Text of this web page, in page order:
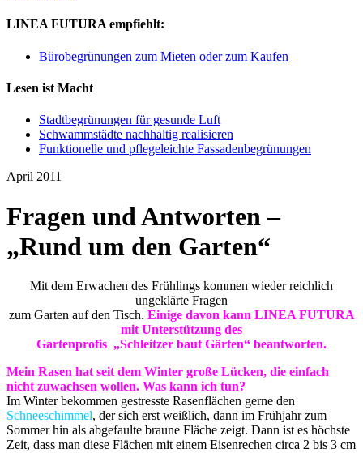
LINEA FUTURA empfiehlt:
Bürobegrünungen zum Mieten oder zum Kaufen
Lesen ist Macht
Stadtbegrünungen für gesunde Luft
Schwammstädte nachhaltig realisieren
Funktionelle und pflegeleichte Fassadenbegrünungen
April 2011
Fragen und Antworten –
„Rund um den Garten“
Mit dem Erwachen des Frühlings kommen wieder reichlich
ungeklärte Fragen
zum Garten auf den Tisch. Einige davon kann LINEA FUTURA
mit Unterstützung des
Gartenprofis „Schleitzer baut Gärten“ beantworten.
Mein Rasen hat seit dem Winter große Lücken, die einfach
nicht zuwachsen wollen. Was kann ich tun?
Im Winter bekommen gestresste Rasenflächen gerne den
Schneeschimmel, der sich erst weißlich, dann im Frühjahr zum
Sommer hin als abgefaulte braune Fläche zeigt. Dann ist es höchste
Zeit, dass man diese Flächen mit einem Eisenrechen circa 2 bis 3 cm